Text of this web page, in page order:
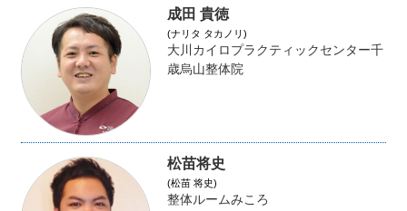
成田 貴徳
(ナリタ タカノリ)
大川カイロプラクティックセンター千
歳烏山整体院
松苗将史
(松苗 将史)
整体ルームみころ